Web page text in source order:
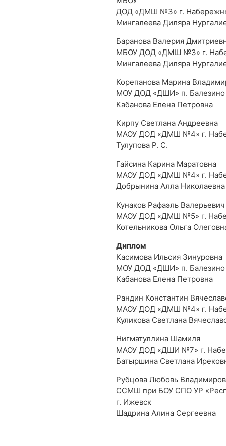
ДОД «ДМШ №3» г.
Мингалеева Диляра
Баранова Валерия
МБОУ ДОД «ДМШ №3» г.
Мингалеева Диляра
Корепанова Марина
МОУ ДОД «ДШИ» п. Балезино
Кабанова Елена Петровна
Кирпу Светлана Андреевна
МАОУ ДОД «ДМШ №4» г.
Тулупова Р. С.
Гайсина Карина Маратовна
МАОУ ДОД «ДМШ №4» г.
Добрынина Алла Николаевна
Кунаков Рафаэль Валерьевич
МАОУ ДОД «ДМШ №5» г.
Котельникова Ольга
Диплом
Касимова Ильсия Зинуровна
МОУ ДОД «ДШИ» п. Балезино
Кабанова Елена Петровна
Рандин Константин
МАОУ ДОД «ДМШ №4» г.
Куликова Светлана
Нигматуллина Шамиля
МАОУ ДОД «ДШИ №7» г.
Батыршина Светлана
Рубцова Любовь
ССМШ при БОУ СПО УР
г. Ижевск
Шадрина Алина Сергеевна